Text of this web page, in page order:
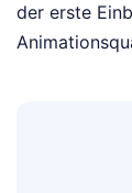
der erste